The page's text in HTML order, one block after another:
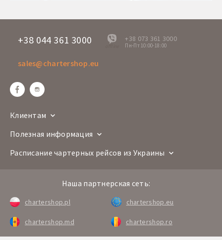
+38 044 361 3000
offline
+38 073 361 3000
Пн-Пт 10:00-18:00
sales@chartershop.eu
Клиентам
Полезная информация
Расписание чартерных рейсов из Украины
Наша партнерская сеть:
chartershop.pl chartershop.eu
chartershop.md chartershop.ro